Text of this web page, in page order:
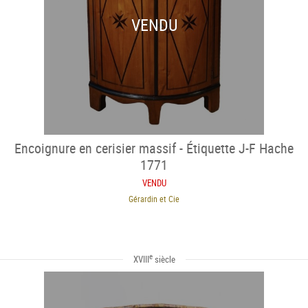
VENDU
Encoignure en cerisier massif - Étiquette J-F Hache
1771
VENDU
Gérardin et Cie
XVIIIesiècle